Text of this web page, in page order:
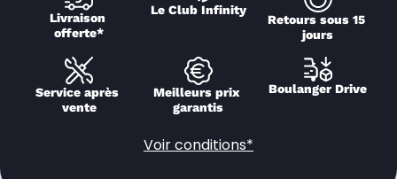
Livraison
offerte*
Le Club Infinity
Retours sous 15
jours
Service après
vente
Meilleurs prix
garantis
Boulanger Drive
Voir conditions*